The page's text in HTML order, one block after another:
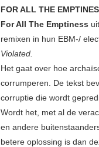
FOR ALL THE
For All The Emptiness
remixen in hun EBM-/
Violated.
Het gaat over hoe
corrumperen. De tekst
corruptie die wordt
Wordt het, met al de
en andere
betere oplossing is dan